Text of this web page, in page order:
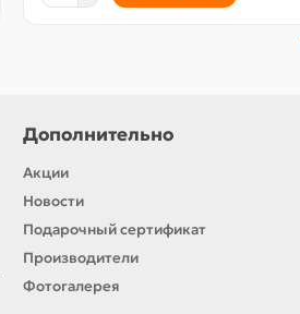
Дополнительно
Акции
Новости
Подарочный сертификат
Производители
Фотогалерея